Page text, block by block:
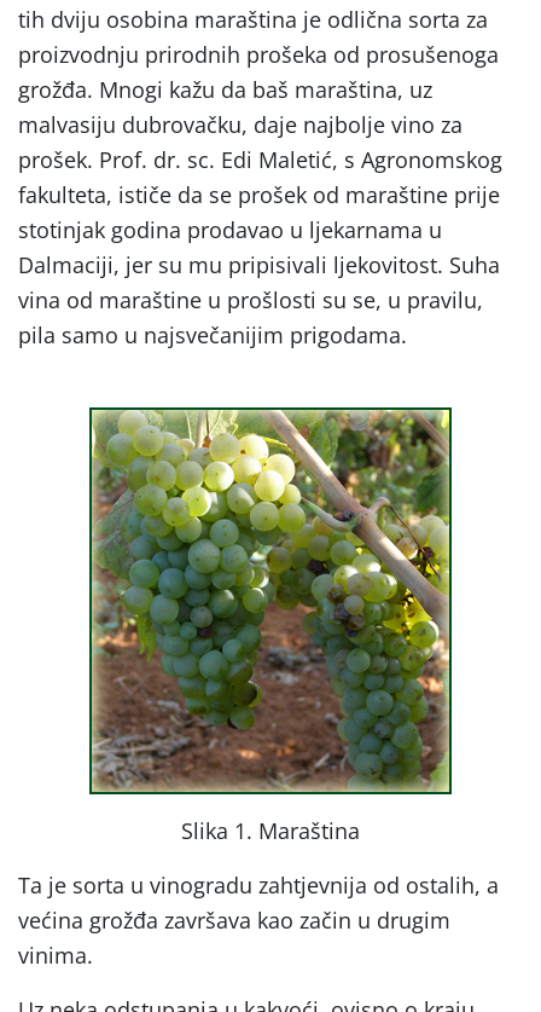
tih dviju osobina maraština je odlična sorta za
proizvodnju prirodnih prošeka od prosušenoga
grožđa. Mnogi kažu da baš maraština, uz
malvasiju dubrovačku, daje najbolje vino za
prošek. Prof. dr. sc. Edi Maletić, s Agronomskog
fakulteta, ističe da se prošek od maraštine prije
stotinjak godina prodavao u ljekarnama u
Dalmaciji, jer su mu pripisivali ljekovitost. Suha
vina od maraštine u prošlosti su se, u pravilu,
pila samo u najsvečanijim prigodama.
Slika 1. Maraština
Ta je sorta u vinogradu zahtjevnija od ostalih, a
većina grožđa završava kao začin u drugim
vinima.